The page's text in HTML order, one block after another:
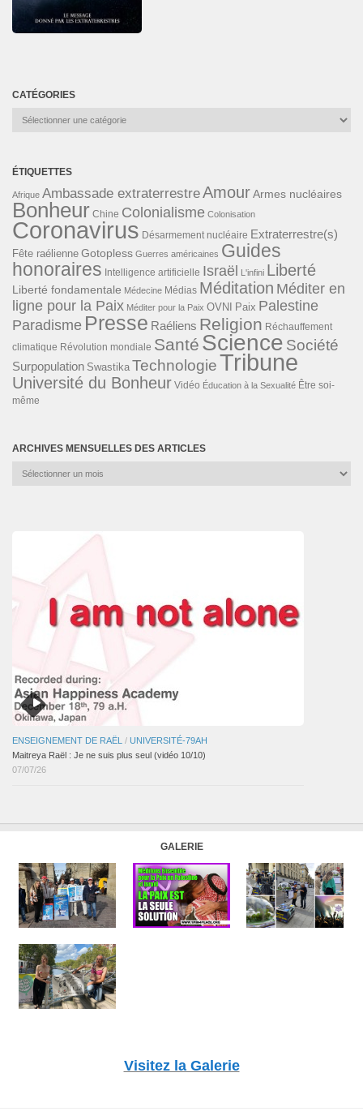
CATÉGORIES
Catégories
ÉTIQUETTES
Afrique Ambassade extraterrestreAmourArmes nucléaires
Bonheur Chine Colonialisme Colonisation
Coronavirus Désarmement nucléaire Extraterrestre(s)
Fête raélienne Gotopless Guerres américaines Guides
honoraires Intelligence artificielle Israël L'infini Liberté
Liberté fondamentale Médecine Médias Méditation Méditer en
ligne pour la Paix Méditer pour la Paix OVNI Paix Palestine
Paradisme Presse Raéliens Religion Réchauffement
climatique Révolution mondiale Santé Science Société
Surpopulation Swastika TechnologieTribune
Université du Bonheur Vidéo Éducation à la Sexualité Être soi-
même
ARCHIVES MENSUELLES DES ARTICLES
Archives
ENSEIGNEMENT DE RAËL / UNIVERSITÉ-79AH
Maitreya Raël : Je ne suis plus seul (vidéo 10/10)
07/07/26
GALERIE
Visitez la Galerie